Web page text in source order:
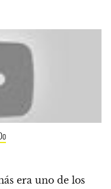
era uno de los